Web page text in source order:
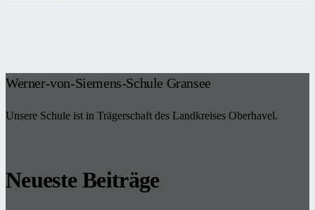
Werner-von-Siemens-Schule Gransee
Unsere Schule ist in Trägerschaft des Landkreises Oberhavel.
Neueste Beiträge